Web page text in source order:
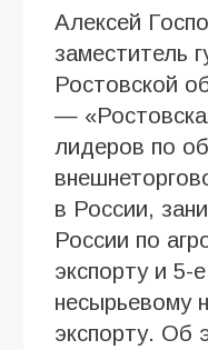
Алексей
заместитель
Ростовской
—
лидеров по
в России,
России по
экспорту и 5-
несырьевому
экспорту. Об